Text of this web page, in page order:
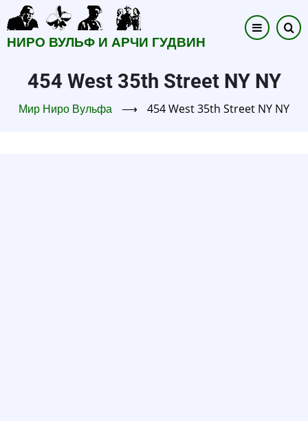
Перейти
основному
НИРО ВУЛЬФ И АРЧИ ГУДВИН
454 West 35th Street NY NY
Мир Ниро Вульфа ⟶ 454 West 35th Street NY NY